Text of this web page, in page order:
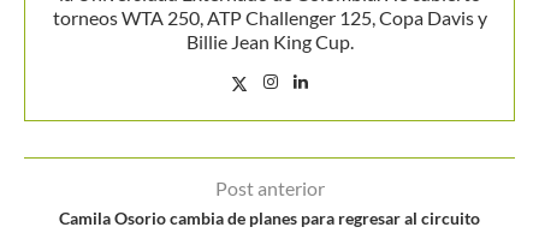
torneos WTA 250, ATP Challenger 125, Copa Davis y
Billie Jean King Cup.
Post anterior
Camila Osorio cambia de planes para regresar al circuito